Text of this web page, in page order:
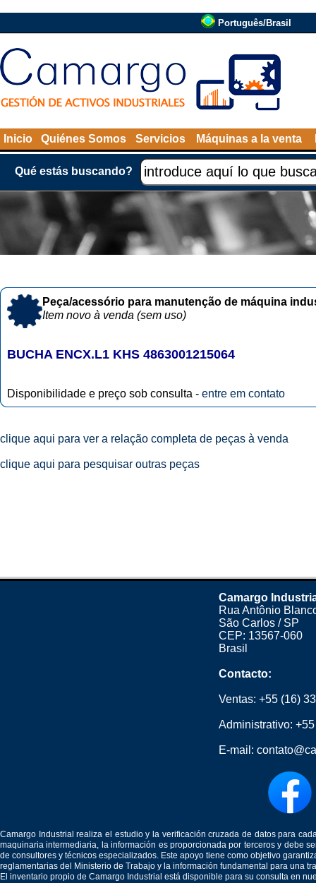
Português/Brasil
Inicio Quiénes Somos Servicios Máquinas a la venta
Qué estás buscando?
Peça/acessório para manutenção de máquina
Item novo à venda (sem uso)
BUCHA ENCX.L1 KHS 4863001215064
Disponibilidade e preço sob consulta - entre em contato
clique aqui para ver a relação completa de peças à venda
clique aqui para pesquisar outras peças
Camargo
Rua Antônio
São Carlos / SP
CEP: 13567-060
Brasil
Contacto:
Ventas: +55 (16)
Administrativo:
E-mail:
Camargo Industrial realiza el estudio y la verificación cruzada de datos para
maquinaria intermediaria, la información es proporcionada por terceros y debe
de consultores y técnicos especializados. Este apoyo tiene como objetivo
reglamentarias del Ministerio de Trabajo y la información fundamental para una
El inventario propio de Camargo Industrial está disponible para su consulta en